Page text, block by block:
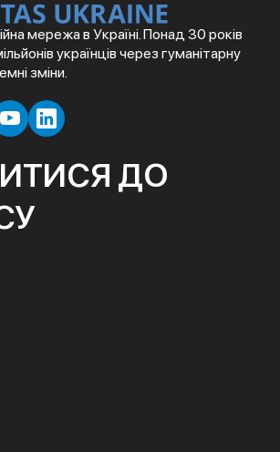
мережа в Україні. Понад 30 років
українців через гуманітарну
зміни.
ДО